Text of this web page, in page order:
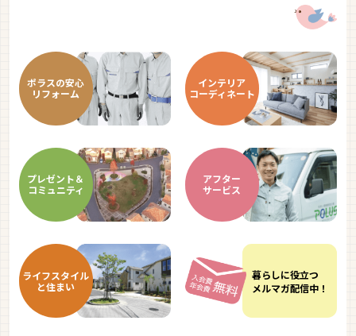
ポラスの安心
リフォーム
インテリア
コーディネート
プレゼント＆
コミュニティ
アフター
サービス
ライフスタイル
と住まい
暮らしに役立つ
メルマガ配信中！